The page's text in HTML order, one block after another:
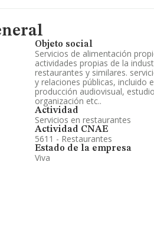
Objeto social
Servicios de alimentación
actividades propias de la
restaurantes y similares.
y relaciones públicas, incluido
producción audiovisual,
organización etc..
Actividad
Servicios en restaurantes
Actividad CNAE
5611 - Restaurantes
Estado de la empresa
Viva